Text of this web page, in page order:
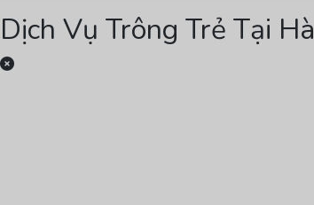
Dịch Vụ Trông Trẻ Tại